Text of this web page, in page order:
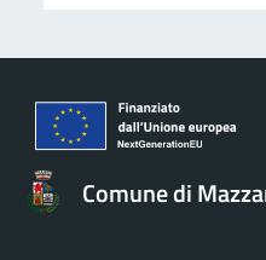
Comune di